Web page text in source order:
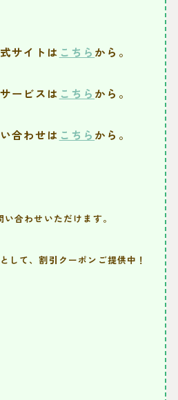
サイトは こちら から。
ービスは こちら から。
合わせは こちら から。
合わせいただけます。
して、割引クーポンご提供中！